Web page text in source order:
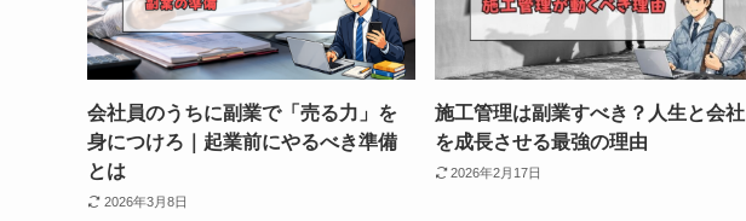
会社員のうちに副業で「売る力」を
身につけろ｜起業前にやるべき準備
とは
2026年3月8日
施工管理は副業すべき？人生と会社
を成長させる最強の理由
2026年2月17日